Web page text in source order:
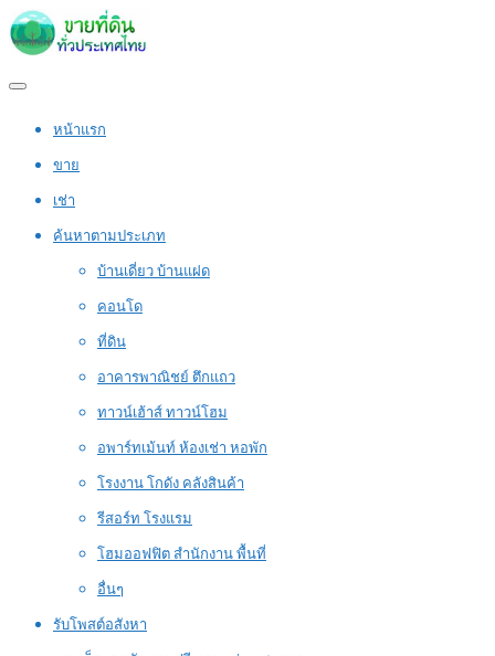
หน้าแรก
ขาย
เช่า
ค้นหาตามประเภท
บ้านเดี่ยว บ้านแฝด
คอนโด
ที่ดิน
อาคารพาณิชย์ ตึกแถว
ทาวน์เฮ้าส์ ทาวน์โฮม
อพาร์ทเม้นท์ ห้องเช่า หอพัก
โรงงาน โกดัง คลังสินค้า
รีสอร์ท โรงแรม
โฮมออฟฟิต สำนักงาน พื้นที่
อื่นๆ
รับโพสต์อสังหา